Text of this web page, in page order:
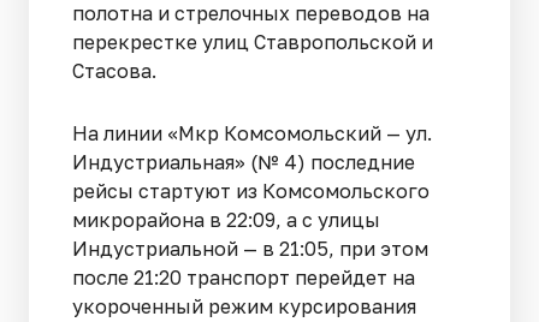
полотна и стрелочных переводов на
перекрестке улиц Ставропольской и
Стасова.
На линии «Мкр Комсомольский — ул.
Индустриальная» (№ 4) последние
рейсы стартуют из Комсомольского
микрорайона в 22:09, а с улицы
Индустриальной — в 21:05, при этом
после 21:20 транспорт перейдет на
укороченный режим курсирования